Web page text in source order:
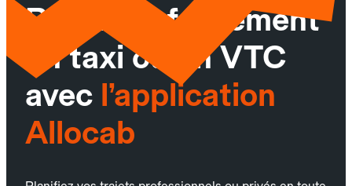
Réservez facilement
un taxi ou un VTC
avec l’application
Allocab